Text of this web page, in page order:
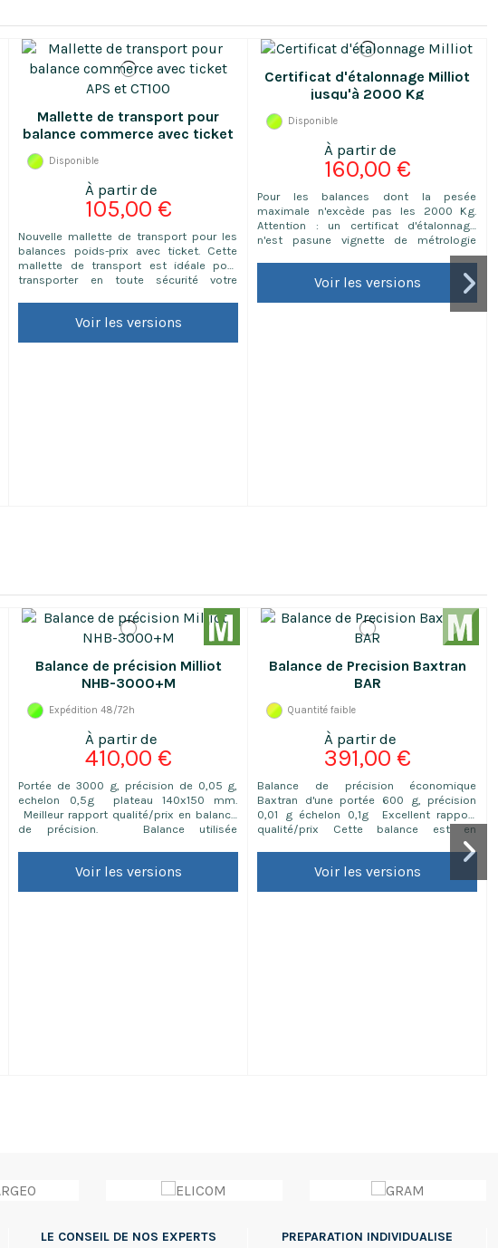
Mallette de transport pour
balance commerce avec ticket
Disponible
105,00 €
Nouvelle mallette de transport pour les
balances poids-prix avec ticket. Cette
mallette de transport est idéale pour
transporter en toute sécurité votre
est adaptée uniquement à les balances
Voir les versions
Certificat d'étalonnage Milliot
jusqu'à 2000 Kg
Disponible
160,00 €
Pour les balances dont la pesée
maximale n'excède pas les 2000 Kg.
Attention : un certificat d'étalonnage
n'est pasune vignette de métrologie
légale.C'est un document attestant du
notammentpour utilisation en matière de
contrôleinterne ou de process
qualité. (rallonge le délai de livraison de 2-
Voir les versions
Balance de précision Milliot
NHB-3000+M
Expédition 48/72h
410,00 €
Portée de 3000 g, précision de 0,05 g,
echelon 0,5g plateau 140x150 mm.
Meilleur rapport qualité/prix en balance
de précision. Balance utilisée
jusqu'à 3kg. Vendue avec sa vignette
Voir les versions
Balance de Precision Baxtran
BAR
Quantité faible
391,00 €
Balance de précision économique
Baxtran d'une portée 600 g, précision
0,01 g échelon 0,1g Excellent rapport
qualité/prix Cette balance est en
métrologie légale, destinée
majoritairement à des fonctions
commerciales. Idéale pour le pré-
Voir les versions
LE CONSEIL DE NOS EXPERTS PREPARATION INDIVIDUALISE